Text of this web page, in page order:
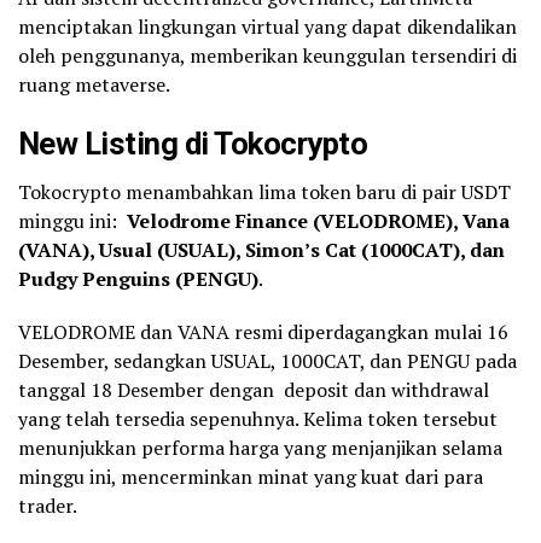
menciptakan lingkungan virtual yang dapat dikendalikan
oleh penggunanya, memberikan keunggulan tersendiri di
ruang metaverse.
New Listing di Tokocrypto
Tokocrypto menambahkan lima token baru di pair USDT
minggu ini: Velodrome Finance (VELODROME), Vana
(VANA), Usual (USUAL), Simon’s Cat (1000CAT), dan
Pudgy Penguins (PENGU).
VELODROME dan VANA resmi diperdagangkan mulai 16
Desember, sedangkan USUAL, 1000CAT, dan PENGU pada
tanggal 18 Desember dengan deposit dan withdrawal
yang telah tersedia sepenuhnya. Kelima token tersebut
menunjukkan performa harga yang menjanjikan selama
minggu ini, mencerminkan minat yang kuat dari para
trader.